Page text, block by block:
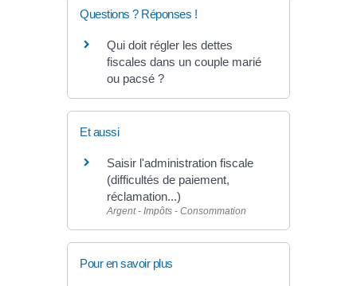
Questions ? Réponses !
Qui doit régler les dettes
fiscales dans un couple marié
ou pacsé ?
Et aussi
Saisir l'administration fiscale
(difficultés de paiement,
réclamation...)
Argent - Impôts - Consommation
Pour en savoir plus